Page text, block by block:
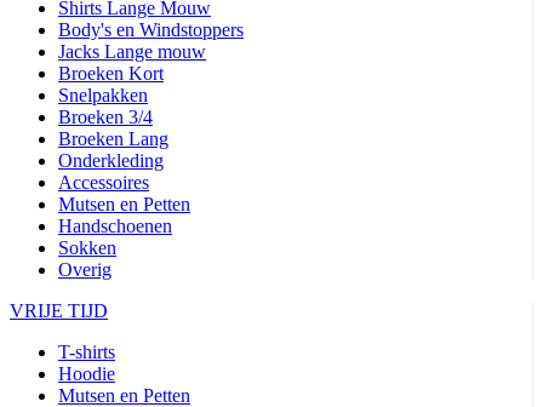
Shirts Lange Mouw
Body's en Windstoppers
Jacks Lange mouw
Broeken Kort
Snelpakken
Broeken 3/4
Broeken Lang
Onderkleding
Accessoires
Mutsen en Petten
Handschoenen
Sokken
Overig
VRIJE TIJD
T-shirts
Hoodie
Mutsen en Petten